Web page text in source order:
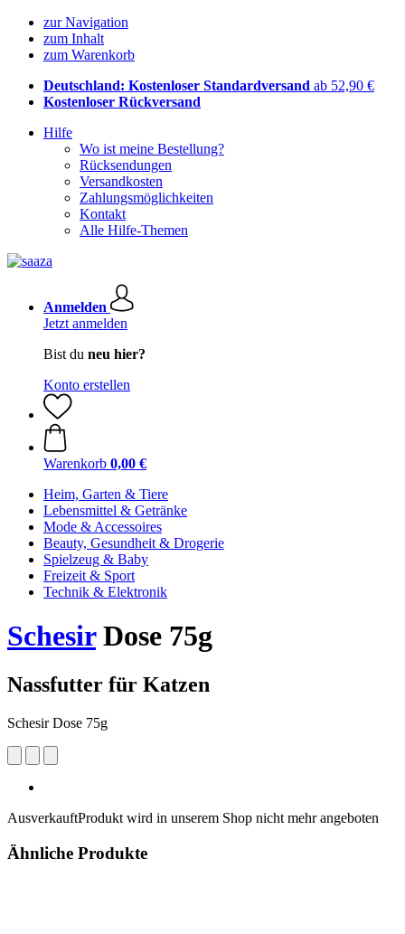
zur Navigation
zum Inhalt
zum Warenkorb
Deutschland: Kostenloser Standardversand ab 52,90 €
Kostenloser Rückversand
Hilfe
Wo ist meine Bestellung?
Rücksendungen
Versandkosten
Zahlungsmöglichkeiten
Kontakt
Alle Hilfe-Themen
Anmelden
Jetzt anmelden
Bist du neu hier?
Konto erstellen
Warenkorb 0,00 €
Heim, Garten & Tiere
Lebensmittel & Getränke
Mode & Accessoires
Beauty, Gesundheit & Drogerie
Spielzeug & Baby
Freizeit & Sport
Technik & Elektronik
SchesirDose 75g
Nassfutter für Katzen
Schesir Dose 75g
AusverkauftProdukt wird in unserem Shop nicht mehr angeboten
Ähnliche Produkte